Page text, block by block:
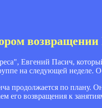
Евгений Пасич,
на следующей
продолжается по плану.
его возвращения к